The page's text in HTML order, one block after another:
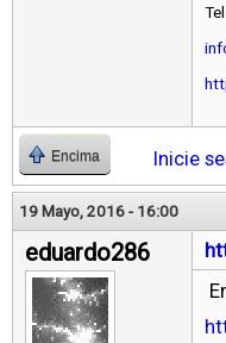
Encima Inicie
19 Mayo, 2016 - 16:00
eduardo286